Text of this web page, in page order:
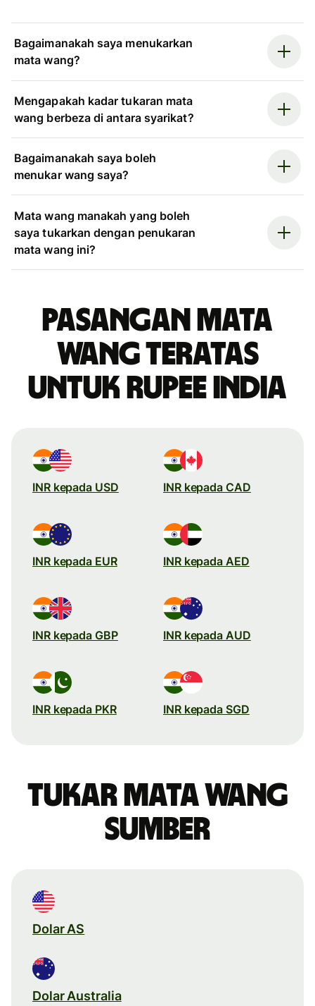
Bagaimanakah saya menukarkan
mata wang?
Mengapakah kadar tukaran mata
wang berbeza di antara syarikat?
Bagaimanakah saya boleh
menukar wang saya?
Mata wang manakah yang boleh
saya tukarkan dengan penukaran
mata wang ini?
Pasangan mata
wang teratas
untuk rupee India
INR kepada USD INR kepada CAD
INR kepada EUR INR kepada AED
INR kepada GBP INR kepada AUD
INR kepada PKR INR kepada SGD
Tukar mata wang
sumber
Dolar AS
Dolar Australia